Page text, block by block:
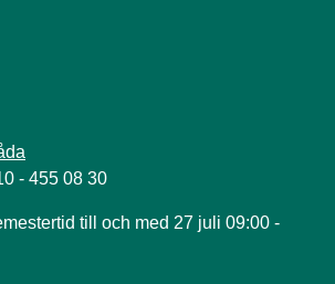
- 455 08 30
till och med 27 juli 09:00 -